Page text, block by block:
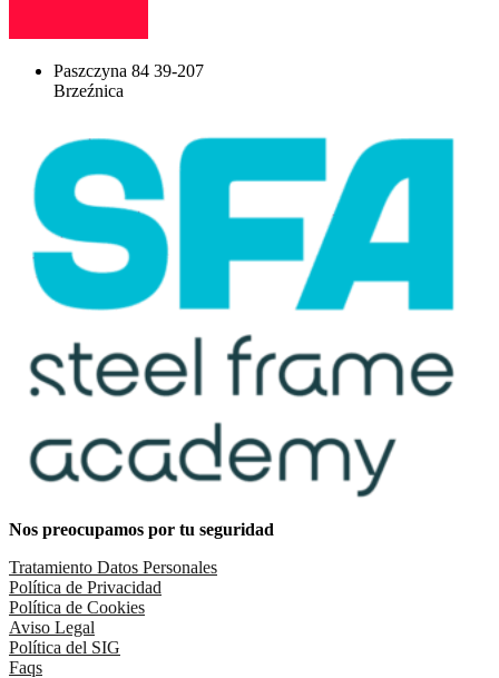
Paszczyna 84 39-207
Brzeźnica
Nos preocupamos por tu seguridad
Tratamiento Datos Personales
Política de Privacidad
Política de Cookies
Aviso Legal
Política del SIG
Faqs